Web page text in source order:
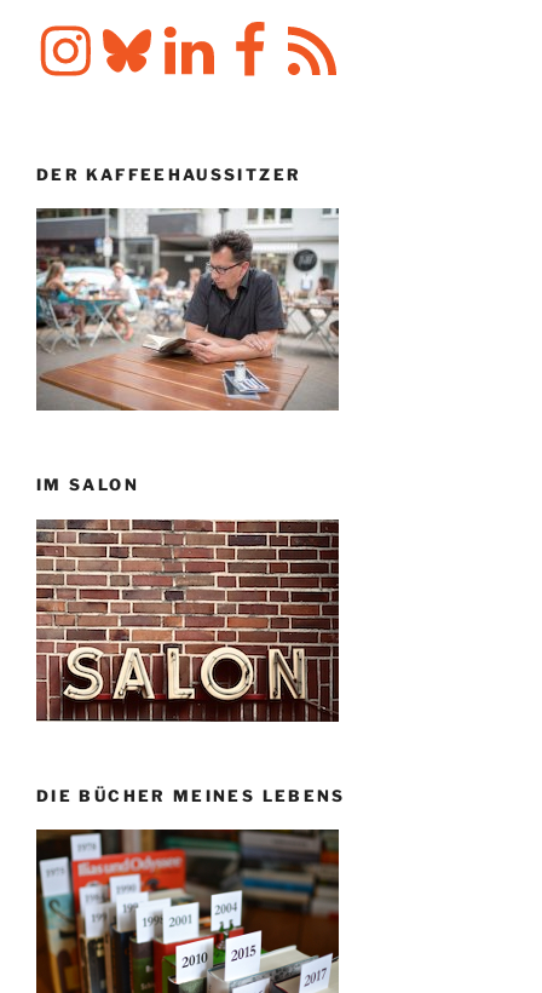
InstagramBlueskyLinkedIn FacebookRSS-
Feed
DER KAFFEEHAUSSITZER
IM SALON
DIE BÜCHER MEINES LEBENS